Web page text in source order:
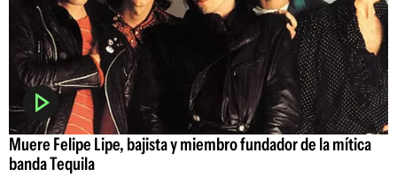
Muere Felipe Lipe, bajista y miembro fundador de la mítica
banda Tequila